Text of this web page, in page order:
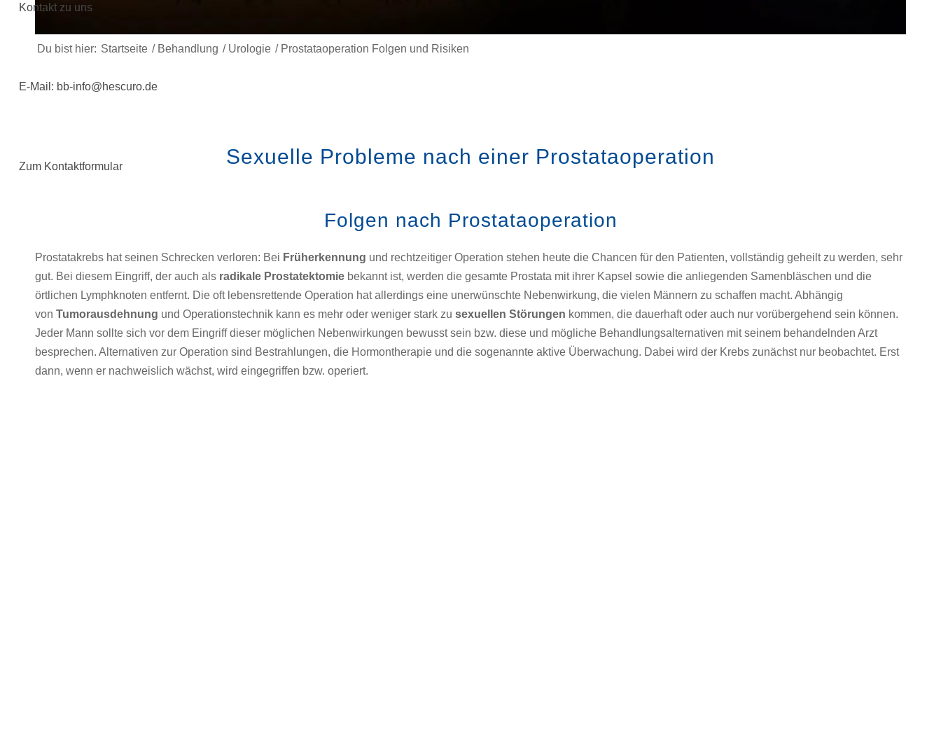
Kontakt zu uns
E-Mail: bb-info@hescuro.de
Zum Kontaktformular
Du bist hier: Startseite / Behandlung / Urologie / Prostataoperation Folgen und Risiken
Sexuelle Probleme nach einer Prostataoperation
Folgen nach Prostataoperation
Prostatakrebs hat seinen Schrecken verloren: Bei Früherkennung und rechtzeitiger Operation stehen heute die Chancen für den Patienten, vollständig geheilt zu werden, sehr
gut. Bei diesem Eingriff, der auch als radikale Prostatektomie bekannt ist, werden die gesamte Prostata mit ihrer Kapsel sowie die anliegenden Samenbläschen und die
örtlichen Lymphknoten entfernt. Die oft lebensrettende Operation hat allerdings eine unerwünschte Nebenwirkung, die vielen Männern zu schaffen macht. Abhängig
von Tumorausdehnung und Operationstechnik kann es mehr oder weniger stark zu sexuellen Störungen kommen, die dauerhaft oder auch nur vorübergehend sein können.
Jeder Mann sollte sich vor dem Eingriff dieser möglichen Nebenwirkungen bewusst sein bzw. diese und mögliche Behandlungsalternativen mit seinem behandelnden Arzt
besprechen. Alternativen zur Operation sind Bestrahlungen, die Hormontherapie und die sogenannte aktive Überwachung. Dabei wird der Krebs zunächst nur beobachtet. Erst
dann, wenn er nachweislich wächst, wird eingegriffen bzw. operiert.